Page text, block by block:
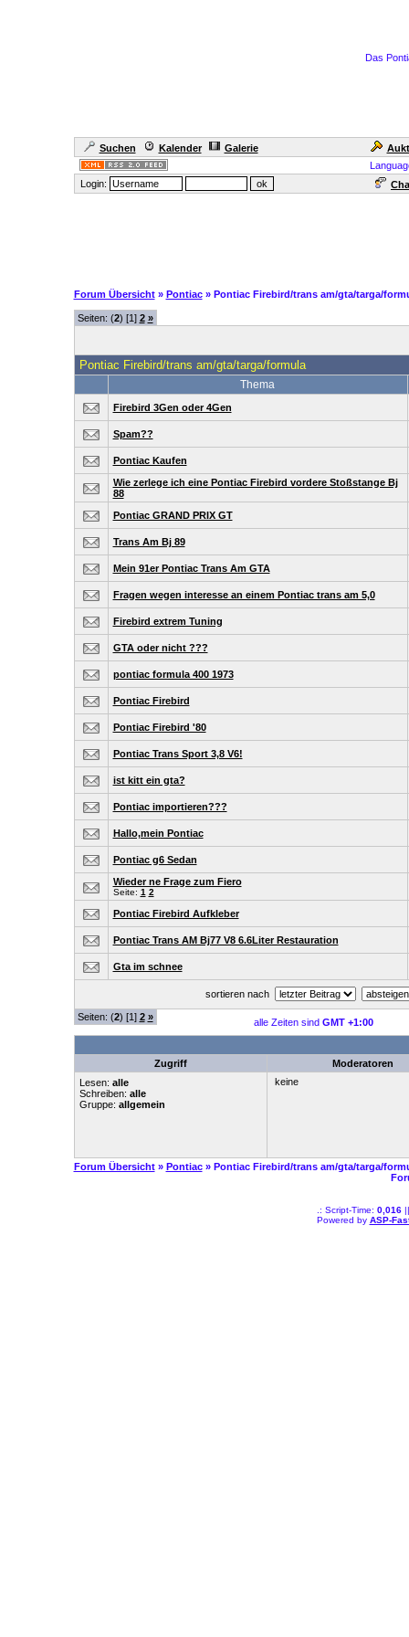
Das
Suchen Kalender Galerie
Login:
Forum Übersicht » Pontiac » Pontiac Firebird/trans am/gta/targa/
Seiten: (2) [1] 2 »
Pontiac Firebird/trans am/gta/targa/formula
Thema
Firebird 3Gen oder 4Gen
Spam??
Pontiac Kaufen
Wie zerlege ich eine Pontiac Firebird vordere Stoßstange Bj
88
Pontiac GRAND PRIX GT
Trans Am Bj 89
Mein 91er Pontiac Trans Am GTA
Fragen wegen interesse an einem Pontiac trans am 5,0
Firebird extrem Tuning
GTA oder nicht ???
pontiac formula 400 1973
Pontiac Firebird
Pontiac Firebird '80
Pontiac Trans Sport 3,8 V6!
ist kitt ein gta?
Pontiac importieren???
Hallo,mein Pontiac
Pontiac g6 Sedan
Wieder ne Frage zum Fiero
Seite: 1 2
Pontiac Firebird Aufkleber
Pontiac Trans AM Bj77 V8 6.6Liter Restauration
Gta im schnee
sortieren nach
Seiten: (2) [1] 2 » alle Zeiten sind GMT +1:00
Zugriff
Moderatoren
Lesen: alle
Schreiben: alle
Gruppe: allgemein
keine
Forum Übersicht » Pontiac » Pontiac Firebird/trans am/gta/targa/
.: Script-Time: 0,016||
Powered by ASP-